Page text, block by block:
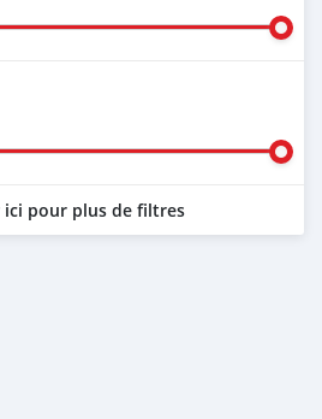
ici pour plus de filtres